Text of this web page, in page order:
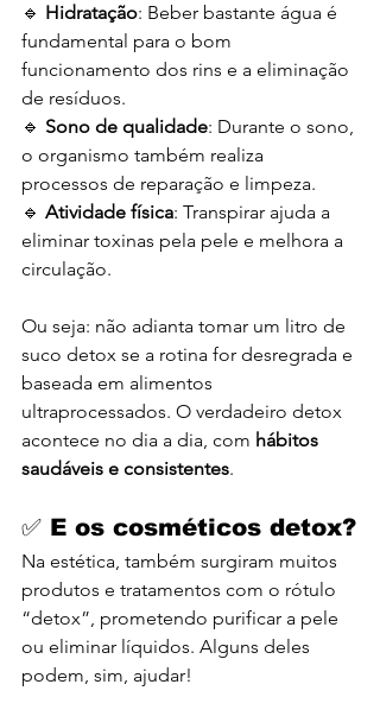
🔹 Hidratação: Beber bastante água é
fundamental para o bom
funcionamento dos rins e a eliminação
de resíduos.
🔹 Sono de qualidade: Durante o sono,
o organismo também realiza
processos de reparação e limpeza.
🔹 Atividade física: Transpirar ajuda a
eliminar toxinas pela pele e melhora a
circulação.
Ou seja: não adianta tomar um litro de
suco detox se a rotina for desregrada e
baseada em alimentos
ultraprocessados. O verdadeiro detox
acontece no dia a dia, com hábitos
saudáveis e consistentes.
✅ E os cosméticos detox?
Na estética, também surgiram muitos
produtos e tratamentos com o rótulo
“detox”, prometendo purificar a pele
ou eliminar líquidos. Alguns deles
podem, sim, ajudar!